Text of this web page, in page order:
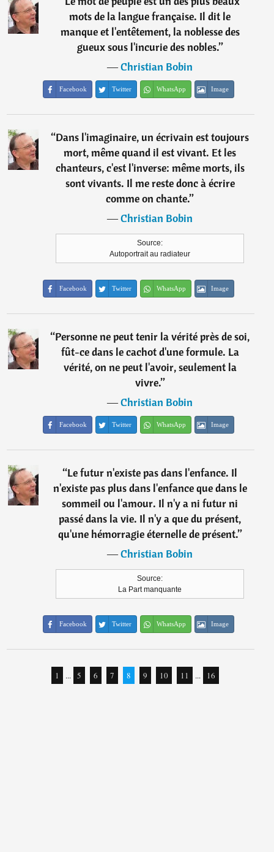
mots de la langue française. Il dit le
manque et l'entêtement, la noblesse des
gueux sous l'incurie des nobles.”
―Christian Bobin
Facebook Twitter WhatsApp Image
“Dans l'imaginaire, un écrivain est toujours
mort, même quand il est vivant. Et les
chanteurs, c'est l'inverse: même morts, ils
sont vivants. Il me reste donc à écrire
comme on chante.”
―Christian Bobin
Source:
Autoportrait au radiateur
Facebook Twitter WhatsApp Image
“Personne ne peut tenir la vérité près de soi,
fût-ce dans le cachot d'une formule. La
vérité, on ne peut l'avoir, seulement la
vivre.”
―Christian Bobin
Facebook Twitter WhatsApp Image
“Le futur n'existe pas dans l'enfance. Il
n'existe pas plus dans l'enfance que dans le
sommeil ou l'amour. Il n'y a ni futur ni
passé dans la vie. Il n'y a que du présent,
qu'une hémorragie éternelle de présent.”
―Christian Bobin
Source:
La Part manquante
Facebook Twitter WhatsApp Image
1 ... 5 6 7 8 9 10 11 ... 16